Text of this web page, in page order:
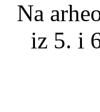
Na
iz 5. i